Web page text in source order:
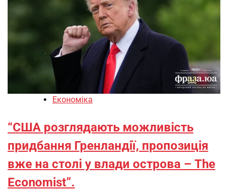
Економіка
“США розглядають можливість
придбання Гренландії, пропозиція
вже на столі у влади острова – The
Economist”.